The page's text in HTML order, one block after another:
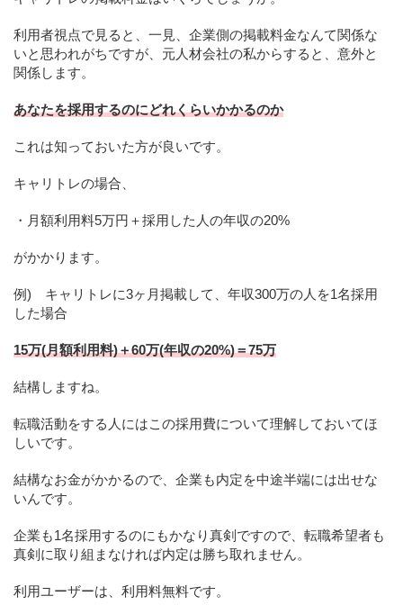
利用者視点で見ると、一見、企業側の掲載料金なんて関係な
いと思われがちですが、元人材会社の私からすると、意外と
関係します。
あなたを採用するのにどれくらいかかるのか
これは知っておいた方が良いです。
キャリトレの場合、
・月額利用料5万円＋採用した人の年収の20%
がかかります。
例) キャリトレに3ヶ月掲載して、年収300万の人を1名採用
した場合
15万(月額利用料)＋60万(年収の20%)＝75万
結構しますね。
転職活動をする人にはこの採用費について理解しておいてほ
しいです。
結構なお金がかかるので、企業も内定を中途半端には出せな
いんです。
企業も1名採用するのにもかなり真剣ですので、転職希望者も
真剣に取り組まなければ内定は勝ち取れません。
利用ユーザーは、利用料無料です。